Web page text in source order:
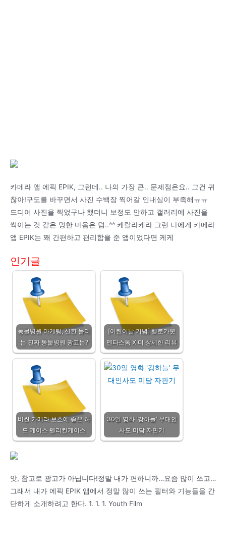
카메라 앱 에픽 EPIK, 그런데.. 나의 가장 큰.. 문제점은요.. 그건 귀
찮아!구도를 바꾸면서 사진 수백장 찍어갈 인내심이 부족해ㅠㅠ
드디어 사진을 찍었구나 했더니 보정도 안하고 갤러리에 사진을
썩이는 것 같은 멍한 마음은 덤..^^ 케랄라케라 그런 나에게 카메라
앱 EPIK는 꽤 간편하고 편리함을 준 앱이었다면 케케
인기글
동물병원 마케팅, 신환 늘리
는 진짜 동물병원 광고는?
[어린이날 기념] 헬로카봇
펜타스톰 X 더 상세한 리뷰
비싼 카메라 보호에 좋은 하
드 케이스 펠리컨케이스
30일 영화 '강하늘' 무대인
사도 미담 자판기
앗, 참고로 광고가 아닙니다!정말 내가 편하니까…요즘 많이 쓰고…
그래서 내가 에픽 EPIK 앱에서 정말 많이 쓰는 필터와 기능들을 간
단하게 소개하려고 한다. 1. 1. 1. Youth Film